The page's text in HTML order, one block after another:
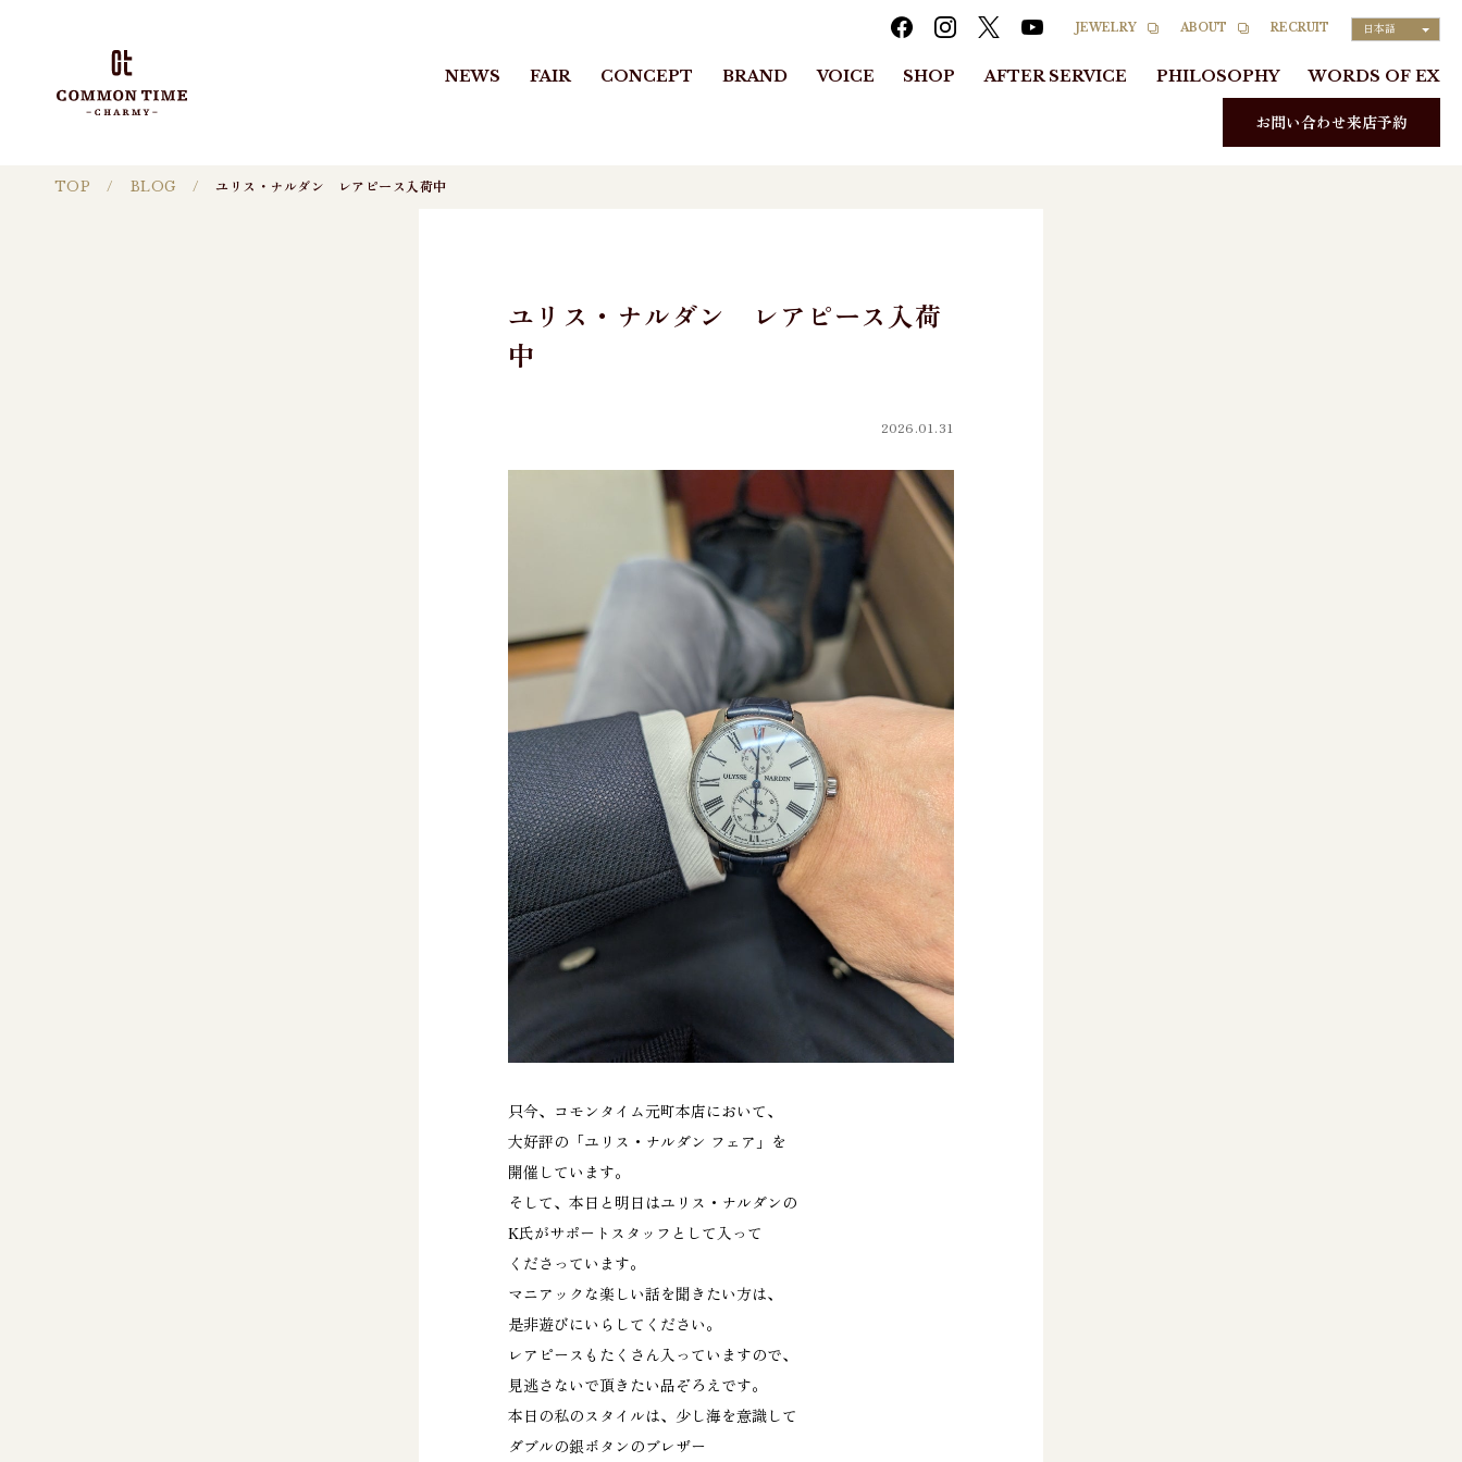
JEWELRY ABOUT RECRUIT 日本語
NEWS FAIR CONCEPT BRAND VOICE SHOP AFTER SERVICE PHILOSOPHY WORDS OF EX
お問い合わせ来店予約
TOP BLOG ユリス・ナルダン レアピース入荷中
ユリス・ナルダン レアピース入荷
中
2026.01.31
只今、コモンタイム元町本店において、
大好評の「ユリス・ナルダン フェア」を
開催しています。
そして、本日と明日はユリス・ナルダンの
K氏がサポートスタッフとして入って
くださっています。
マニアックな楽しい話を聞きたい方は、
是非遊びにいらしてください。
レアピースもたくさん入っていますので、
見逃さないで頂きたい品ぞろえです。
本日の私のスタイルは、少し海を意識して
ダブルの銀ボタンのブレザー